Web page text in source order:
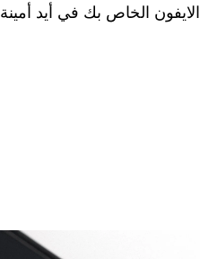
الايفون الخاص بك في أيد أمينة